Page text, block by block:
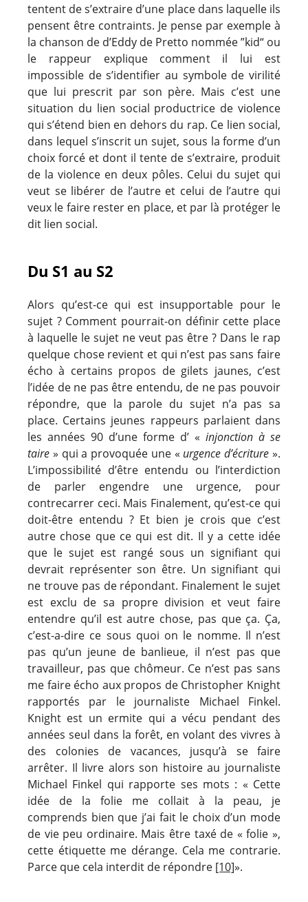
tentent de s’extraire d’une place dans laquelle ils
pensent être contraints. Je pense par exemple à
la chanson de d’Eddy de Pretto nommée ”kid“ ou
le rappeur explique comment il lui est
impossible de s’identifier au symbole de virilité
que lui prescrit par son père. Mais c’est une
situation du lien social productrice de violence
qui s’étend bien en dehors du rap. Ce lien social,
dans lequel s’inscrit un sujet, sous la forme d’un
choix forcé et dont il tente de s’extraire, produit
de la violence en deux pôles. Celui du sujet qui
veut se libérer de l’autre et celui de l’autre qui
veux le faire rester en place, et par là protéger le
dit lien social.
Du S1 au S2
Alors qu’est-ce qui est insupportable pour le
sujet ? Comment pourrait-on définir cette place
à laquelle le sujet ne veut pas être ? Dans le rap
quelque chose revient et qui n’est pas sans faire
écho à certains propos de gilets jaunes, c’est
l’idée de ne pas être entendu, de ne pas pouvoir
répondre, que la parole du sujet n’a pas sa
place. Certains jeunes rappeurs parlaient dans
les années 90 d’une forme d’ « injonction à se
taire » qui a provoquée une « urgence d’écriture ».
L’impossibilité d’être entendu ou l’interdiction
de parler engendre une urgence, pour
contrecarrer ceci. Mais Finalement, qu’est-ce qui
doit-être entendu ? Et bien je crois que c’est
autre chose que ce qui est dit. Il y a cette idée
que le sujet est rangé sous un signifiant qui
devrait représenter son être. Un signifiant qui
ne trouve pas de répondant. Finalement le sujet
est exclu de sa propre division et veut faire
entendre qu’il est autre chose, pas que ça. Ça,
c’est-a-dire ce sous quoi on le nomme. Il n’est
pas qu’un jeune de banlieue, il n’est pas que
travailleur, pas que chômeur. Ce n’est pas sans
me faire écho aux propos de Christopher Knight
rapportés par le journaliste Michael Finkel.
Knight est un ermite qui a vécu pendant des
années seul dans la forêt, en volant des vivres à
des colonies de vacances, jusqu’à se faire
arrêter. Il livre alors son histoire au journaliste
Michael Finkel qui rapporte ses mots : « Cette
idée de la folie me collait à la peau, je
comprends bien que j’ai fait le choix d’un mode
de vie peu ordinaire. Mais être taxé de « folie »,
cette étiquette me dérange. Cela me contrarie.
Parce que cela interdit de répondre [10]».